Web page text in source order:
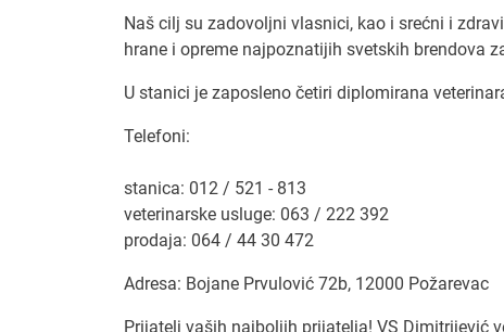
Naš cilj su zadovoljni vlasnici, kao i srećni i
hrane i opreme najpoznatijih svetskih brendova
U stanici je zaposleno četiri diplomirana
Telefoni:
stanica: 012 / 521 - 813
veterinarske usluge: 063 / 222 392
prodaja: 064 / 44 30 472
Adresa: Bojane Prvulović 72b, 12000 Požarevac
Prijatelj vaših najboljih prijatelja! VS Dimitrijević